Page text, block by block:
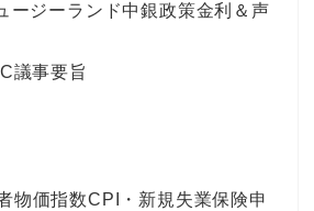
ージーランド中銀政策金利＆声
議事要旨
物価指数CPI・新規失業保険申